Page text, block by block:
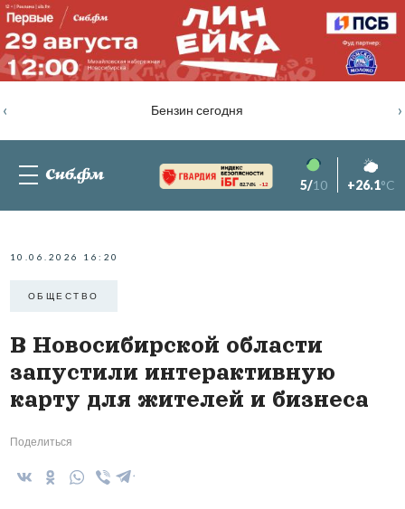
Бензин сегодня
‹ ›
82.76% -1.2 5/10 +26.1°C
10.06.2026 16:20
ОБЩЕСТВО
В Новосибирской области
запустили интерактивную
карту для жителей и бизнеса
Поделиться